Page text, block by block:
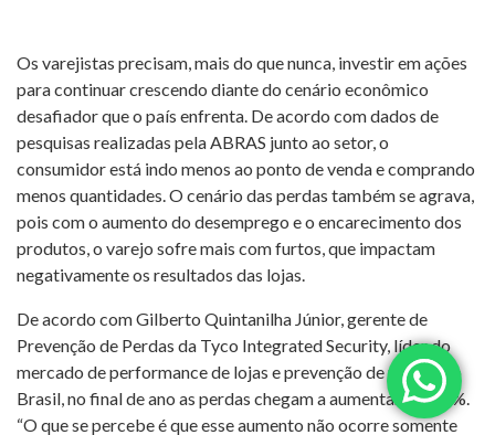
Os varejistas precisam, mais do que nunca, investir em ações
para continuar crescendo diante do cenário econômico
desafiador que o país enfrenta. De acordo com dados de
pesquisas realizadas pela ABRAS junto ao setor, o
consumidor está indo menos ao ponto de venda e comprando
menos quantidades. O cenário das perdas também se agrava,
pois com o aumento do desemprego e o encarecimento dos
produtos, o varejo sofre mais com furtos, que impactam
negativamente os resultados das lojas.
De acordo com Gilberto Quintanilha Júnior, gerente de
Prevenção de Perdas da Tyco Integrated Security, líder do
mercado de performance de lojas e prevenção de perdas no
Brasil, no final de ano as perdas chegam a aumentar até 40%.
“O que se percebe é que esse aumento não ocorre somente